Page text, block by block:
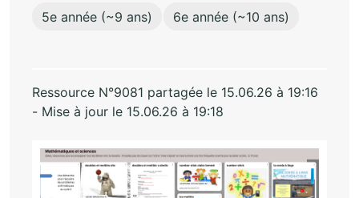
5e année (~9 ans)
6e année (~10 ans)
Ressource N°9081 partagée le 15.06.26 à 19:16
- Mise à jour le 15.06.26 à 19:18